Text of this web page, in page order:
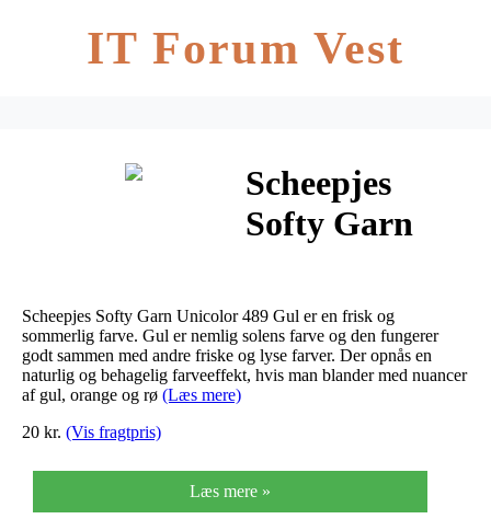
IT Forum Vest
Scheepjes
Softy Garn
Gul
Scheepjes Softy Garn Unicolor 489 Gul er en frisk og
sommerlig farve. Gul er nemlig solens farve og den fungerer
godt sammen med andre friske og lyse farver. Der opnås en
naturlig og behagelig farveeffekt, hvis man blander med nuancer
af gul, orange og rø (Læs mere)
20 kr. (Vis fragtpris)
Læs mere »